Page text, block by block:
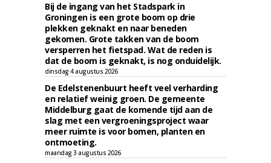
Bij de ingang van het Stadspark in
Groningen is een grote boom op drie
plekken geknakt en naar beneden
gekomen. Grote takken van de boom
versperren het fietspad. Wat de reden is
dat de boom is geknakt, is nog onduidelijk.
dinsdag 4 augustus 2026
De Edelstenenbuurt heeft veel verharding
en relatief weinig groen. De gemeente
Middelburg gaat de komende tijd aan de
slag met een vergroeningsproject waar
meer ruimte is voor bomen, planten en
ontmoeting.
maandag 3 augustus 2026